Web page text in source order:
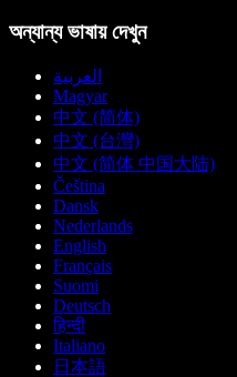
অন্যান্য ভাষায় দেখুন
العربية
Magyar
中文 (简体)
中文 (台灣)
中文 (简体 中国大陆)
Čeština
Dansk
Nederlands
English
Français
Suomi
Deutsch
हिन्दी
Italiano
日本語